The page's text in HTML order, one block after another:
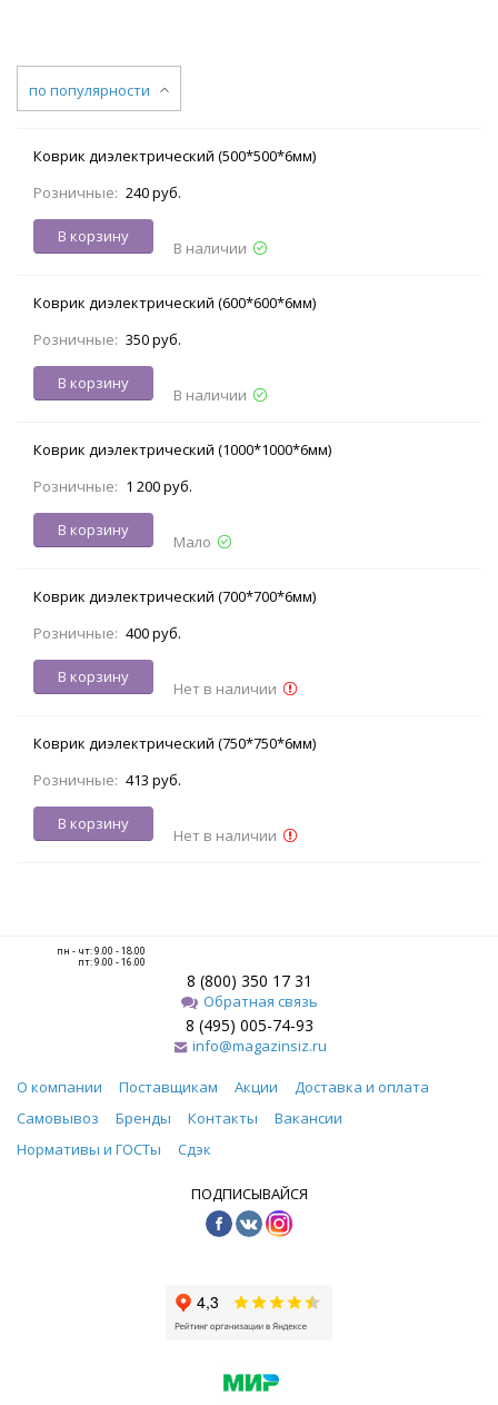
по популярности
Коврик диэлектрический (500*500*6мм)
Розничные: 240 руб.
В корзину
В наличии
Коврик диэлектрический (600*600*6мм)
Розничные: 350 руб.
В корзину
В наличии
Коврик диэлектрический (1000*1000*6мм)
Розничные: 1 200 руб.
В корзину
Мало
Коврик диэлектрический (700*700*6мм)
Розничные: 400 руб.
В корзину
Нет в наличии
Коврик диэлектрический (750*750*6мм)
Розничные: 413 руб.
В корзину
Нет в наличии
пн - чт: 9.00 - 18.00
пт: 9.00 - 16.00
8 (800) 350 17 31
Обратная связь
8 (495) 005-74-93
info@magazinsiz.ru
О компании Поставщикам Акции
Доставка и оплата
Самовывоз
Бренды Контакты
Вакансии
Нормативы и ГОСТы
Сдэк
ПОДПИСЫВАЙСЯ